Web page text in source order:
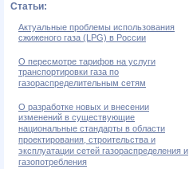
Статьи:
Актуальные проблемы использования
сжиженого газа (LPG) в России
О пересмотре тарифов на услуги
транспортировки газа по
газораспределительным сетям
О разработке новых и внесении
изменений в существующие
национальные стандарты в области
проектирования, строительства и
эксплуатации сетей газораспределения и
газопотребления